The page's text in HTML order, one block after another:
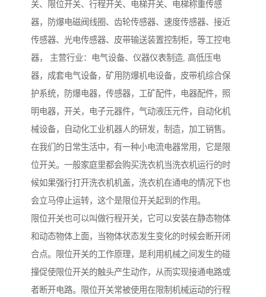
关、限位开关、行程开关、电梯开关、电梯称重传感
器，防爆电磁阀线圈、齿轮传感器、速度传感器、接近
传感器、光电传感器、皮带输送装置控制柜，等工控电
器， 主营行业：电气设备、仪器仪表制造, 高低压电
器，成套电气设备，矿用防爆机电设备，皮带机综合保
护系统，防爆电器，传感器，工矿配件，电器配件，照
明电器，开关，电子元器件，气动液压元件，自动化机
械设备，自动化工业机器人的研发，制造，加工销售。
在我们的日常生活中，有一种小电流电器常用，它是限
位开关。一般家庭里都会购买洗衣机当洗衣机运行的时
候如果强行打开洗衣机机盖，洗衣机在通电的情况下也
会立马停止运转，这个是限位开关起到的作用。
限位开关也可以叫做行程开关，它可以安装在静态物体
和动态物体上面，当物体状态发生变化的时候会断开闭
合点。限位开关的工作原理，是利用机械之间发生的碰
撞促使限位开关的触头产生动作，从而实现接通电路或
者断开电路。限位开关常被使用在限制机械运动的行程